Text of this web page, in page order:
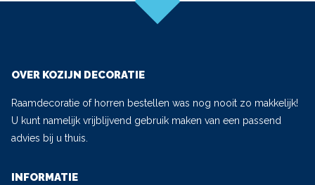
OVER KOZIJN DECORATIE
Raamdecoratie of horren bestellen was nog nooit zo makkelijk!
U kunt namelijk vrijblijvend gebruik maken van een passend
advies bij u thuis.
INFORMATIE